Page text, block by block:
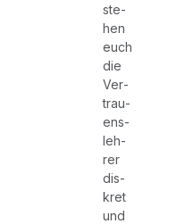
ste­
hen
euch
die
Ver­
trau­
ens­
leh­
rer
dis­
kret
und